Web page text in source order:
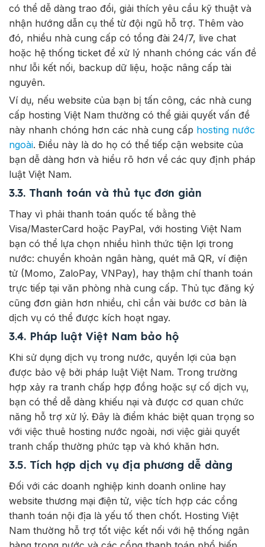
có thể dễ dàng trao đổi, giải thích yêu cầu kỹ thuật và
nhận hướng dẫn cụ thể từ đội ngũ hỗ trợ. Thêm vào
đó, nhiều nhà cung cấp có tổng đài 24/7, live chat
hoặc hệ thống ticket để xử lý nhanh chóng các vấn đề
như lỗi kết nối, backup dữ liệu, hoặc nâng cấp tài
nguyên.
Ví dụ, nếu website của bạn bị tấn công, các nhà cung
cấp hosting Việt Nam thường có thể giải quyết vấn đề
này nhanh chóng hơn các nhà cung cấp hosting nước
ngoài. Điều này là do họ có thể tiếp cận website của
bạn dễ dàng hơn và hiểu rõ hơn về các quy định pháp
luật Việt Nam.
3.3. Thanh toán và thủ tục đơn giản
Thay vì phải thanh toán quốc tế bằng thẻ
Visa/MasterCard hoặc PayPal, với hosting Việt Nam
bạn có thể lựa chọn nhiều hình thức tiện lợi trong
nước: chuyển khoản ngân hàng, quét mã QR, ví điện
tử (Momo, ZaloPay, VNPay), hay thậm chí thanh toán
trực tiếp tại văn phòng nhà cung cấp. Thủ tục đăng ký
cũng đơn giản hơn nhiều, chỉ cần vài bước cơ bản là
dịch vụ có thể được kích hoạt ngay.
3.4. Pháp luật Việt Nam bảo hộ
Khi sử dụng dịch vụ trong nước, quyền lợi của bạn
được bảo vệ bởi pháp luật Việt Nam. Trong trường
hợp xảy ra tranh chấp hợp đồng hoặc sự cố dịch vụ,
bạn có thể dễ dàng khiếu nại và được cơ quan chức
năng hỗ trợ xử lý. Đây là điểm khác biệt quan trọng so
với việc thuê hosting nước ngoài, nơi việc giải quyết
tranh chấp thường phức tạp và khó khăn hơn.
3.5. Tích hợp dịch vụ địa phương dễ dàng
Đối với các doanh nghiệp kinh doanh online hay
website thương mại điện tử, việc tích hợp các cổng
thanh toán nội địa là yếu tố then chốt. Hosting Việt
Nam thường hỗ trợ tốt việc kết nối với hệ thống ngân